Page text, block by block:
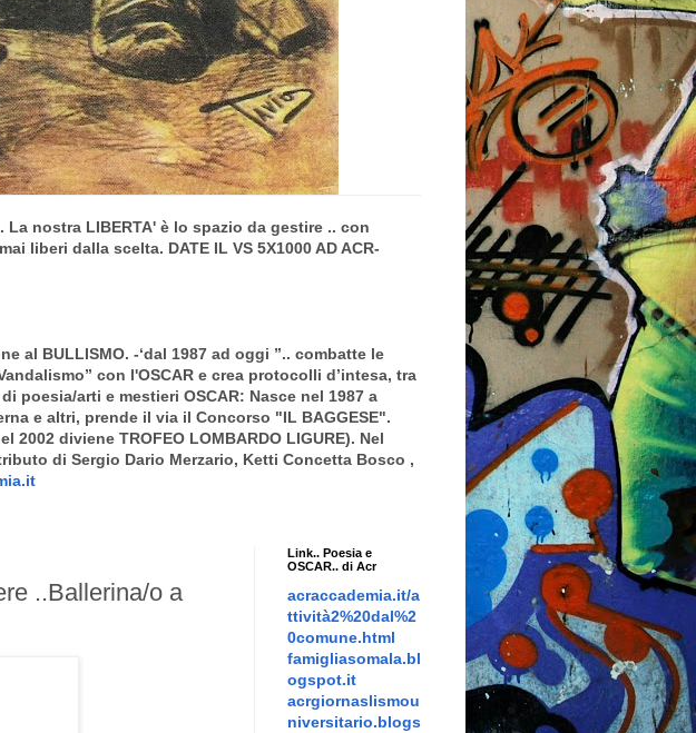
La nostra LIBERTA' è lo spazio da gestire .. con
liberi dalla scelta. DATE IL VS 5X1000 AD ACR-
al BULLISMO. -‘dal 1987 ad oggi ”.. combatte le
con l'OSCAR e crea protocolli d’intesa, tra
poesia/arti e mestieri OSCAR: Nasce nel 1987 a
e altri, prende il via il Concorso "IL BAGGESE".
diviene TROFEO LOMBARDO LIGURE). Nel
di Sergio Dario Merzario, Ketti Concetta Bosco ,
..Ballerina/o a
Link.. Poesia e
OSCAR.. di Acr
acraccademia.it/a
ttività2%20dal%2
0comune.html
famigliasomala.bl
ogspot.it
acrgiornaslismou
niversitario.blogs